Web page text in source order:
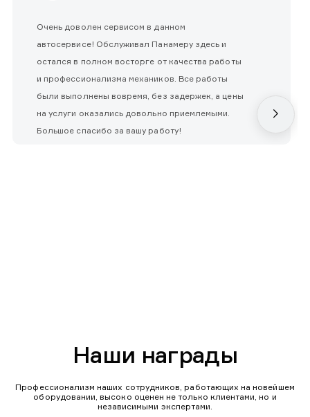
Очень доволен сервисом в данном
автосервисе! Обслуживал Панамеру здесь и
остался в полном восторге от качества работы
и профессионализма механиков. Все работы
были выполнены вовремя, без задержек, а цены
на услуги оказались довольно приемлемыми.
Большое спасибо за вашу работу!
Наши награды
Профессионализм наших сотрудников, работающих на новейшем
оборудовании, высоко оценен не только клиентами, но и
независимыми экспертами.